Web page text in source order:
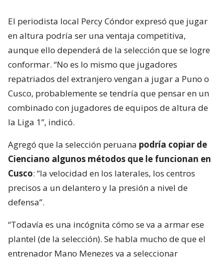
El periodista local Percy Cóndor expresó que jugar
en altura podría ser una ventaja competitiva,
aunque ello dependerá de la selección que se logre
conformar. “No es lo mismo que jugadores
repatriados del extranjero vengan a jugar a Puno o
Cusco, probablemente se tendría que pensar en un
combinado con jugadores de equipos de altura de
la Liga 1”, indicó.
Agregó que la selección peruana podría copiar de
Cienciano algunos métodos que le funcionan en
Cusco: “la velocidad en los laterales, los centros
precisos a un delantero y la presión a nivel de
defensa”.
“Todavía es una incógnita cómo se va a armar ese
plantel (de la selección). Se habla mucho de que el
entrenador Mano Menezes va a seleccionar